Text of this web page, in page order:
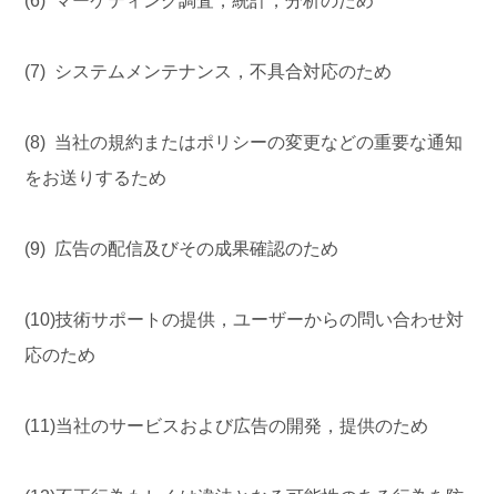
(7) システムメンテナンス，不具合対応のため
(8) 当社の規約またはポリシーの変更などの重要な通知
をお送りするため
(9) 広告の配信及びその成果確認のため
(10)技術サポートの提供，ユーザーからの問い合わせ対
応のため
(11)当社のサービスおよび広告の開発，提供のため